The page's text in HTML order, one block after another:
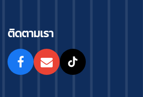
ติดตามเรา